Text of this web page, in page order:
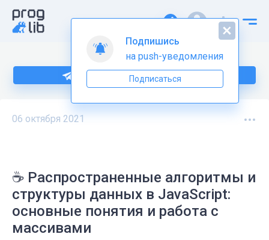
Подпишитесь на нас в Telegram
06 октября 2021
☕ Распространенные алгоритмы и
структуры данных в JavaScript:
основные понятия и работа с
массивами
Подпишись
на push-уведомления
Подписаться